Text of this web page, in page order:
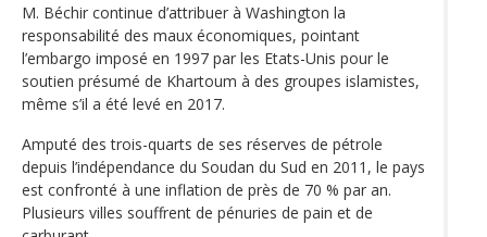
M. Béchir continue d’attribuer à Washington la
responsabilité des maux économiques, pointant
l’embargo imposé en 1997 par les Etats-Unis pour le
soutien présumé de Khartoum à des groupes islamistes,
même s’il a été levé en 2017.
Amputé des trois-quarts de ses réserves de pétrole
depuis l’indépendance du Soudan du Sud en 2011, le pays
est confronté à une inflation de près de 70 % par an.
Plusieurs villes souffrent de pénuries de pain et de